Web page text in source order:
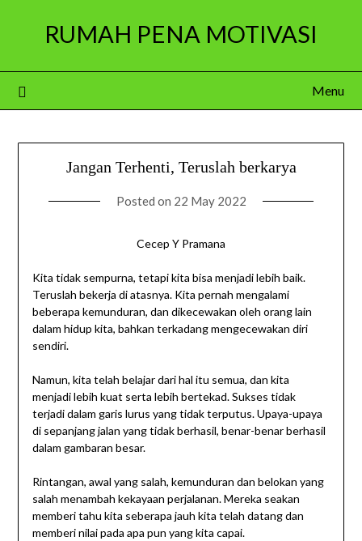
RUMAH PENA MOTIVASI
Menu
Jangan Terhenti, Teruslah berkarya
Posted on 22 May 2022
Cecep Y Pramana
Kita tidak sempurna, tetapi kita bisa menjadi lebih baik.
Teruslah bekerja di atasnya. Kita pernah mengalami
beberapa kemunduran, dan dikecewakan oleh orang lain
dalam hidup kita, bahkan terkadang mengecewakan diri
sendiri.
Namun, kita telah belajar dari hal itu semua, dan kita
menjadi lebih kuat serta lebih bertekad. Sukses tidak
terjadi dalam garis lurus yang tidak terputus. Upaya-upaya
di sepanjang jalan yang tidak berhasil, benar-benar berhasil
dalam gambaran besar.
Rintangan, awal yang salah, kemunduran dan belokan yang
salah menambah kekayaan perjalanan. Mereka seakan
memberi tahu kita seberapa jauh kita telah datang dan
memberi nilai pada apa pun yang kita capai.